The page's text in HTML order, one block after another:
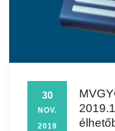
30
NOV.
2019